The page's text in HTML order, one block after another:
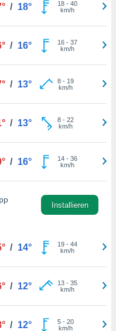
/ 18° 18- 40
km/h
/ 16° 16- 37
km/h
/ 13° 8- 19
km/h
/ 13° 8- 22
km/h
/ 16° 14- 36
km/h
Installieren
/ 14° 19- 44
km/h
/ 12° 13- 35
km/h
/ 12° 5- 20
km/h